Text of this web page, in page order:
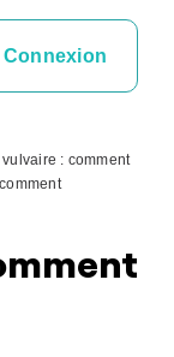
Connexion
: comment